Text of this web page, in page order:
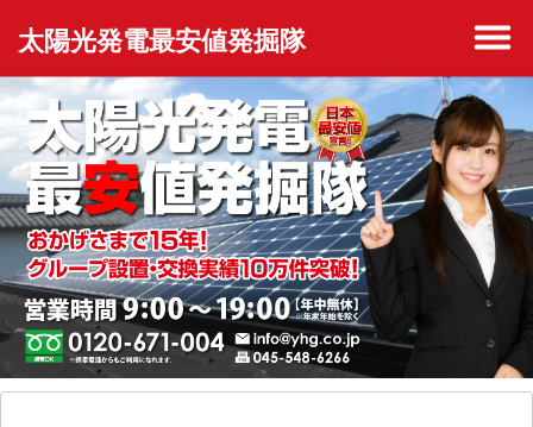
太陽光発電最安値発掘隊